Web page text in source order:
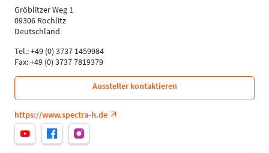
Gröblitzer Weg 1
09306 Rochlitz
Deutschland
Tel.: +49 (0) 3737 1459984
Fax: +49 (0) 3737 7819379
Aussteller kontaktieren
https://www.spectra-h.de